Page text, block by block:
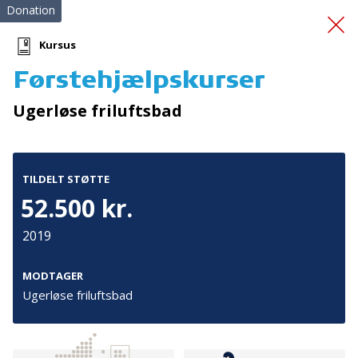
Førstehjælp for frivillige
Donation
Kursus
Førstehjælpskurser
Ugerløse friluftsbad
TILDELT STØTTE
52.500 kr.
2019
MODTAGER
Ugerløse friluftsbad
Tilmeld nyhedsbrev
De seneste nyheder om TrygFondens og TryghedsGruppens
aktiviteter direkte i din indbakke.
Tilmeld